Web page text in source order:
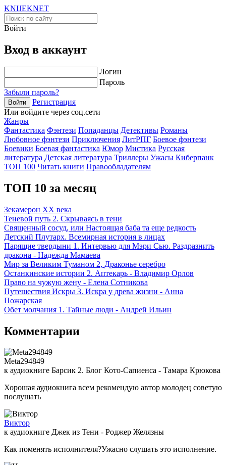
KNIJEKNET
Войти
Вход в аккаунт
Логин
Пароль
Забыли пароль?
Войти
Регистрация
Или войдите через соц.сети
Жанры
Фантастика Фэнтези Попаданцы Детективы Романы
Любовное фэнтези Приключения ЛитРПГ Боевое фэнтези
Боевики Боевая фантастика Юмор Мистика Русская
литература Детская литература Триллеры Ужасы Киберпанк
ТОП 100 Читать книги Правообладателям
ТОП 10 за месяц
Зекамерон XX века
Теневой путь 2. Скрываясь в тени
Священный сосуд, или Настоящая баба та еще редкость
Детский Плутарх. Всемирная история в лицах
Парящие твердыни 1. Интервью для Мэри Сью. Раздразнить
дракона - Надежда Мамаева
Мир за Великим Туманом 2, Драконье серебро
Останкинские истории 2. Аптекарь - Владимир Орлов
Право на чужую жену - Елена Сотникова
Путешествия Искры 3. Искра у древа жизни - Анна
Пожарская
Обет молчания 1. Тайные люди - Андрей Ильин
Комментарии
Meta294849
к аудиокниге Барсик 2. Блог Кото-Сапиенса - Тамара Крюкова
Хорошая аудиокнига всем рекомендую автор молодец советую
послушать
Виктор
к аудиокниге Джек из Тени - Роджер Желязны
Как поменять исполнителя?Ужасно слушать это исполнение.